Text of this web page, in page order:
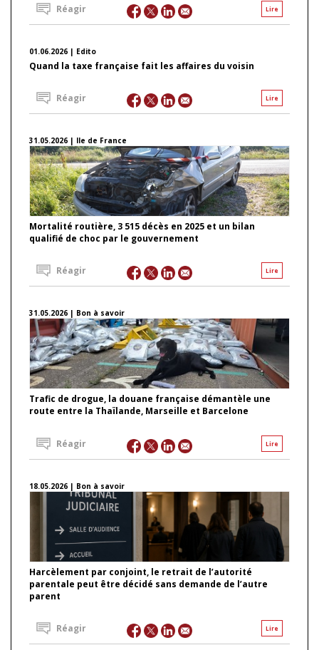
Lire
Réagir
01.06.2026 | Edito
Quand la taxe française fait les affaires du voisin
Lire
Réagir
31.05.2026 | Ile de France
Mortalité routière, 3 515 décès en 2025 et un bilan
qualifié de choc par le gouvernement
Lire
Réagir
31.05.2026 | Bon à savoir
Trafic de drogue, la douane française démantèle une
route entre la Thaïlande, Marseille et Barcelone
Lire
Réagir
18.05.2026 | Bon à savoir
Harcèlement par conjoint, le retrait de l’autorité
parentale peut être décidé sans demande de l’autre
parent
Lire
Réagir